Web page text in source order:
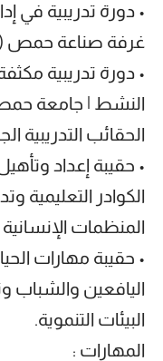
غرفة صناعة حمص
• دورة تدريبية
النشط | جامعة
الحقائب التدريبية
• حقيبة إعداد
الكوادر التعليمية
المنظمات الإنسانية
• حقيبة مهارات
اليافعين والشباب
البيئات التنموية.
المهارات :